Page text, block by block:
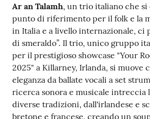
Ar an Talamh, un trio italiano che si
punto di riferimento per il folk e la
in Italia e a livello internazionale, ci
di smeraldo”. Il trio, unico gruppo
per il prestigioso showcase "Your
2025" a Killarney, Irlanda, si muove
eleganza da ballate vocali a set
ricerca sonora e musicale intreccia
diverse tradizioni, dall'irlandese e
bretone e francese, creando un